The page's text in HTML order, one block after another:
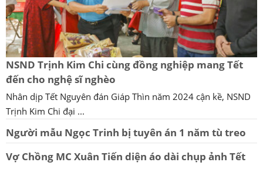
NSND Trịnh Kim Chi cùng đồng nghiệp mang Tết
đến cho nghệ sĩ nghèo
Nhân dịp Tết Nguyên đán Giáp Thìn năm 2024 cận kề, NSND
Trịnh Kim Chi đại ...
Người mẫu Ngọc Trinh bị tuyên án 1 năm tù treo
Vợ Chồng MC Xuân Tiến diện áo dài chụp ảnh Tết